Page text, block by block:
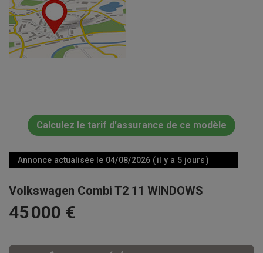
Calculez le tarif d'assurance de ce modèle
Annonce actualisée le 04/08/2026 ( il y a 5 jours )
Volkswagen Combi T2 11 WINDOWS
45 000 €